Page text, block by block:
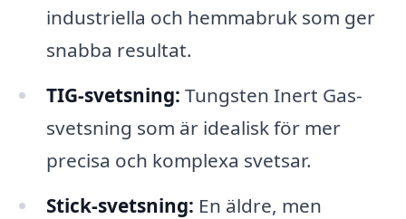
industriella och hemmabruk som ger
snabba resultat.
TIG-svetsning: Tungsten Inert Gas-
svetsning som är idealisk för mer
precisa och komplexa svetsar.
Stick-svetsning: En äldre, men